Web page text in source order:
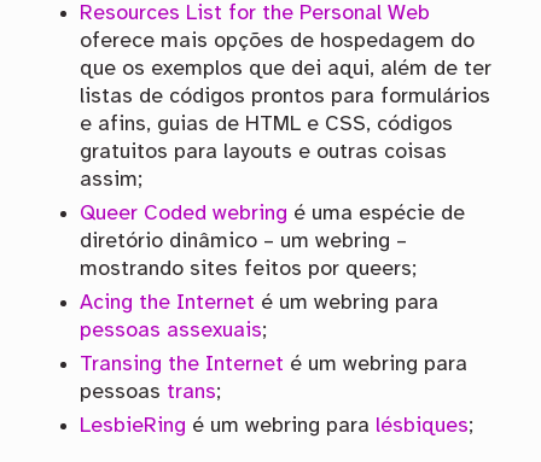
Resources List for the Personal Web
oferece mais opções de hospedagem do
que os exemplos que dei aqui, além de ter
listas de códigos prontos para formulários
e afins, guias de HTML e CSS, códigos
gratuitos para layouts e outras coisas
assim;
Queer Coded webring é uma espécie de
diretório dinâmico – um webring –
mostrando sites feitos por queers;
Acing the Internet é um webring para
pessoas assexuais;
Transing the Internet é um webring para
pessoas trans;
LesbieRing é um webring para lésbiques;